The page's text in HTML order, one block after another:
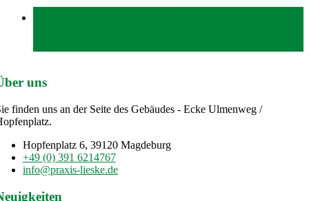
uns
finden uns an der Seite des Gebäudes - Ecke Ulmenweg /
Hopfenplatz 6, 39120 Magdeburg
+49 (0) 391 6214767
info@praxis-lieske.de